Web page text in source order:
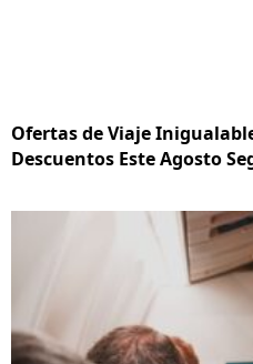
Ofertas de Viaje
Descuentos Este Agosto